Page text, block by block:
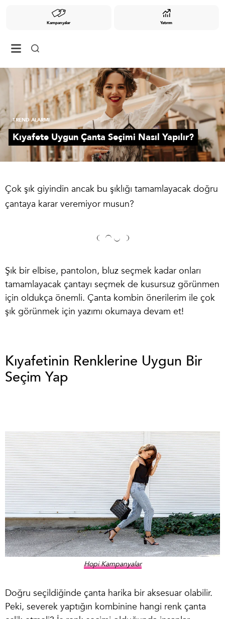
Kampanyalar Yatırım
TREND ALARMI
Kıyafete Uygun Çanta Seçimi Nasıl Yapılır?
Çok şık giyindin ancak bu şıklığı tamamlayacak doğru
çantaya karar veremiyor musun?
Şık bir elbise, pantolon, bluz seçmek kadar onları
tamamlayacak çantayı seçmek de kusursuz görünmen
için oldukça önemli. Çanta kombin önerilerim ile çok
şık görünmek için yazımı okumaya devam et!
Kıyafetinin Renklerine Uygun Bir
Seçim Yap
Hopi Kampanyalar
Doğru seçildiğinde çanta harika bir aksesuar olabilir.
Peki, severek yaptığın kombinine hangi renk çanta